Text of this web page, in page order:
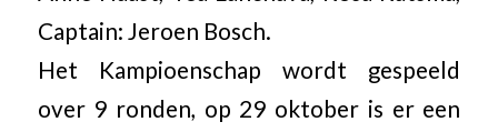
Captain: Jeroen Bosch.
Het Kampioenschap wordt gespeeld
over 9 ronden, op 29 oktober is er een